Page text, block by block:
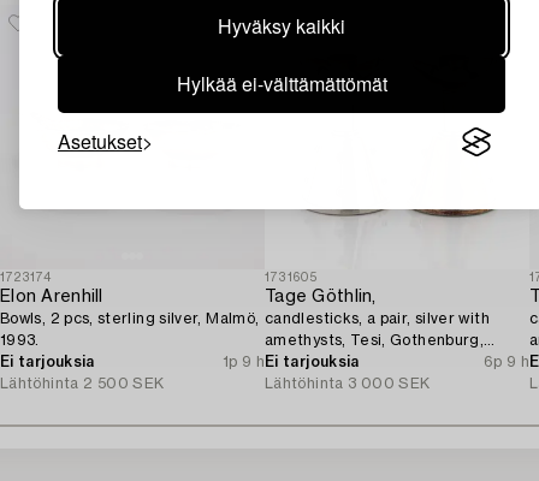
Hyväksy kaikki
Hylkää ei-välttämättömät
Asetukset
1723174
Elon Arenhill
Bowls, 2 pcs, sterling silver, Malmö,
1993.
Ei tarjouksia
1p 9 h
Lähtöhinta 2 500 SEK
1731605
Tage Göthlin,
candlesticks, a pair, silver with
amethysts, Tesi, Gothenburg,
1960.
Ei tarjouksia
6p 9 h
Lähtöhinta 3 000 SEK